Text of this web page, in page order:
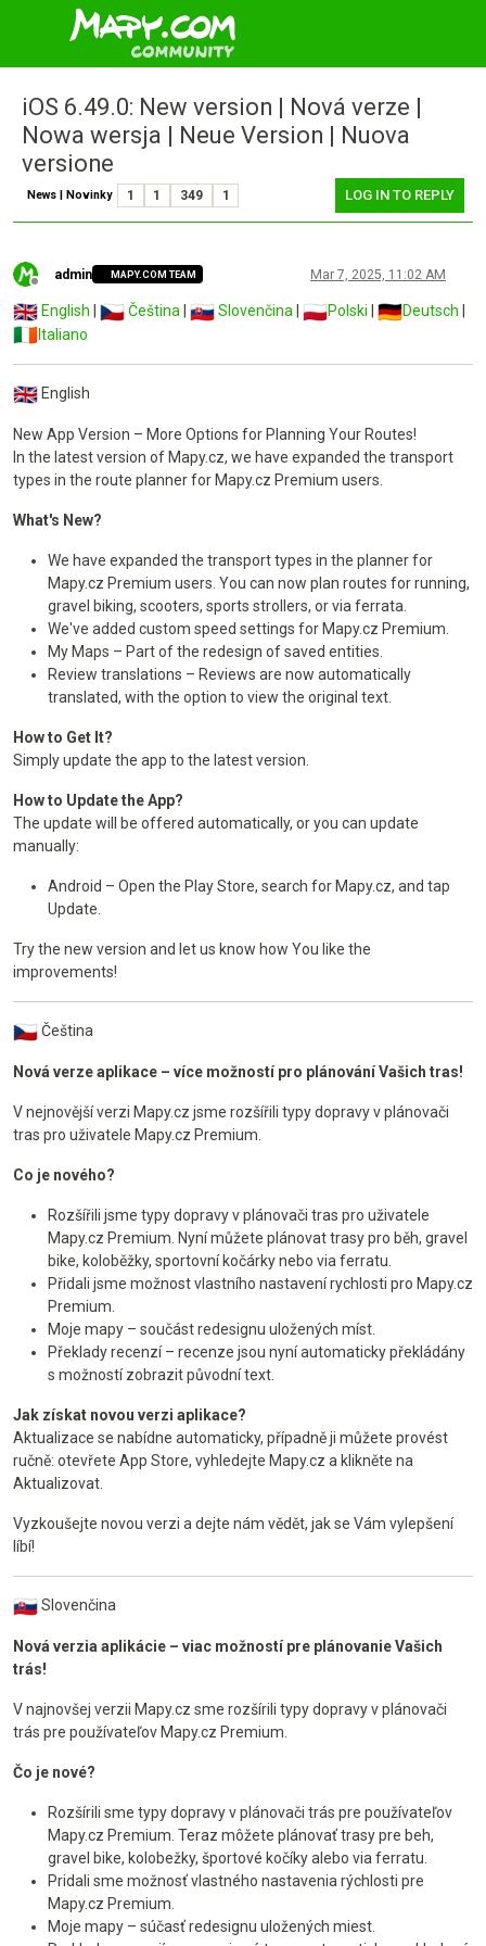
iOS 6.49.0: New version | Nová verze |
Nowa wersja | Neue Version | Nuova
versione
News | Novinky 1 1 349 1 LOG IN TO REPLY
Offline
admin MAPY.COM TEAM Mar 7, 2025, 11:02 AM
English Čeština Slovenčina Polski Deutsch
Italiano
English
New App Version – More Options for Planning Your Routes!
In the latest version of Mapy.cz, we have expanded the transport
types in the route planner for Mapy.cz Premium users.
What's New?
We have expanded the transport types in the planner for
Mapy.cz Premium users. You can now plan routes for running,
gravel biking, scooters, sports strollers, or via ferrata.
We've added custom speed settings for Mapy.cz Premium.
My Maps – Part of the redesign of saved entities.
Review translations – Reviews are now automatically
translated, with the option to view the original text.
How to Get It?
Simply update the app to the latest version.
How to Update the App?
The update will be offered automatically, or you can update
manually:
Android – Open the Play Store, search for Mapy.cz, and tap
Update.
Try the new version and let us know how You like the
improvements!
Čeština
Nová verze aplikace – více možností pro plánování Vašich tras!
V nejnovější verzi Mapy.cz jsme rozšířili typy dopravy v plánovači
tras pro uživatele Mapy.cz Premium.
Co je nového?
Rozšířili jsme typy dopravy v plánovači tras pro uživatele
Mapy.cz Premium. Nyní můžete plánovat trasy pro běh, gravel
bike, koloběžky, sportovní kočárky nebo via ferratu.
Přidali jsme možnost vlastního nastavení rychlosti pro Mapy.cz
Premium.
Moje mapy – součást redesignu uložených míst.
Překlady recenzí – recenze jsou nyní automaticky překládány
s možností zobrazit původní text.
Jak získat novou verzi aplikace?
Aktualizace se nabídne automaticky, případně ji můžete provést
ručně: otevřete App Store, vyhledejte Mapy.cz a klikněte na
Aktualizovat.
Vyzkoušejte novou verzi a dejte nám vědět, jak se Vám vylepšení
líbí!
Slovenčina
Nová verzia aplikácie – viac možností pre plánovanie Vašich
trás!
V najnovšej verzii Mapy.cz sme rozšírili typy dopravy v plánovači
trás pre používateľov Mapy.cz Premium.
Čo je nové?
Rozšírili sme typy dopravy v plánovači trás pre používateľov
Mapy.cz Premium. Teraz môžete plánovať trasy pre beh,
gravel bike, kolobežky, športové kočíky alebo via ferratu.
Pridali sme možnosť vlastného nastavenia rýchlosti pre
Mapy.cz Premium.
Moje mapy – súčasť redesignu uložených miest.